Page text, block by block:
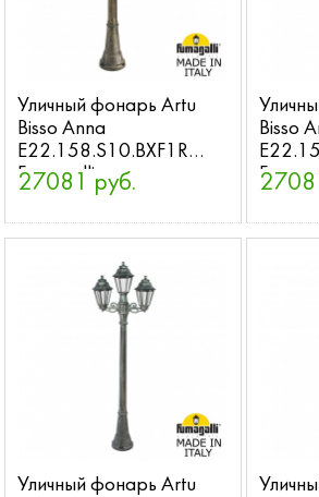
Уличный фонарь Artu
Bisso Anna
E22.158.S10.BXF1R
Fumagalli
27081 руб.
Bisso
Уличный фонарь Artu